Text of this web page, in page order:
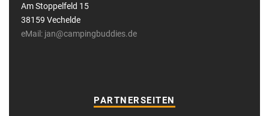
Am Stoppelfeld 15
38159 Vechelde
eMail: jan@campingbuddies.de
PARTNERSEITEN